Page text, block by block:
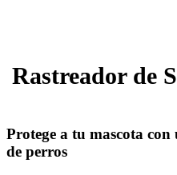
Rastreador de
Protege a tu mascota
de perros